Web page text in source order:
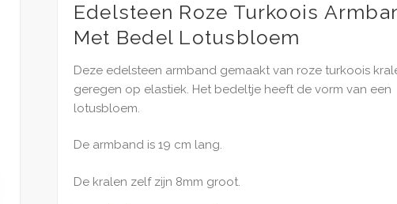
Edelsteen Roze Turkoois
Met Bedel Lotusbloem
Deze edelsteen armband gemaakt van roze turkoois
geregen op elastiek. Het bedeltje heeft de vorm van een
lotusbloem.
De armband is 19 cm lang.
De kralen zelf zijn 8mm groot.